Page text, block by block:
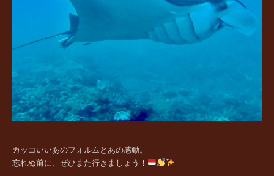
カッコいいあのフォルムとあの感動。
忘れぬ前に、ぜひまた行きましょう！